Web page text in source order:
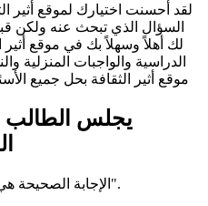
لقد أحسنت اختيارك لموقع أثير
السؤال الذي تبحث عنه ولكن
لك أهلاً وسهلاً بك في موقع
الدراسية والواجبات المنزلية
موقع أثير الثقافة بحل جميع
يجلس الطالب
الإجابة الصحيحة هي : الفاعل في الجملة هو "الطالب".